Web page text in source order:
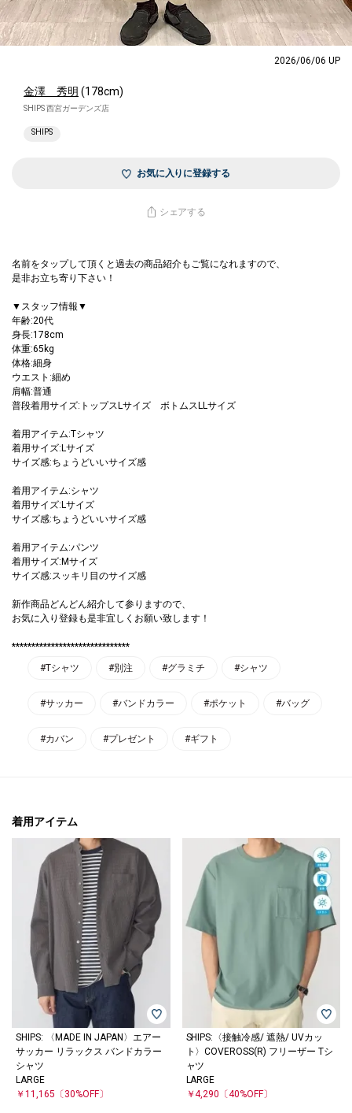
2026/06/06 UP
金澤 秀明 (178cm)
SHIPS 西宮ガーデンズ店
SHIPS
お気に入りに登録する
シェアする
名前をタップして頂くと過去の商品紹介もご覧になれますので、
是非お立ち寄り下さい！
▼スタッフ情報▼
年齢:20代
身長:178cm
体重:65kg
体格:細身
ウエスト:細め
肩幅:普通
普段着用サイズ:トップスLサイズ ボトムスLLサイズ
着用アイテム:Tシャツ
着用サイズ:Lサイズ
サイズ感:ちょうどいいサイズ感
着用アイテム:シャツ
着用サイズ:Lサイズ
サイズ感:ちょうどいいサイズ感
着用アイテム:パンツ
着用サイズ:Mサイズ
サイズ感:スッキリ目のサイズ感
新作商品どんどん紹介して参りますので、
お気に入り登録も是非宜しくお願い致します！
******************************
#Tシャツ
#別注 #グラミチ #シャツ
#サッカー #バンドカラー #ポケット #バッグ
#カバン #プレゼント #ギフト
着用アイテム
SHIPS: 〈MADE IN JAPAN〉エアー
サッカー リラックス バンドカラー
シャツ
LARGE
￥11,165 〔30%OFF〕
SHIPS:〈接触冷感/ 遮熱/ UVカッ
ト〉COVEROSS(R) フリーザー Tシ
ャツ
LARGE
￥4,290 〔40%OFF〕